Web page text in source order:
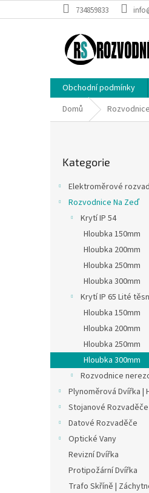
na
734859833
Obchodní podmínky
Domů
kategorie
Kategorie
Elektroměrové
Rozvodnice Na Zeď
Krytí IP 54
Hloubka 150mm
Hloubka 200mm
Hloubka 250mm
Hloubka 300mm
Krytí IP 65 Lité
Hloubka 150mm
Hloubka 200mm
Hloubka 250mm
Hloubka 300mm
Rozvodnice
Plynoměrová Dvířka |
Stojanové Rozvaděče
Datové Rozvaděče
Optické Vany
Revizní Dvířka
Protipožární Dvířka
Trafo Skříně |